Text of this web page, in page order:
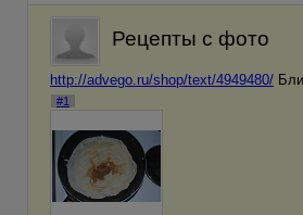
Рецепты с фото
http://advego.ru/shop/text/4949480/
#1